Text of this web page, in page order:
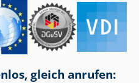
gleich anrufen: